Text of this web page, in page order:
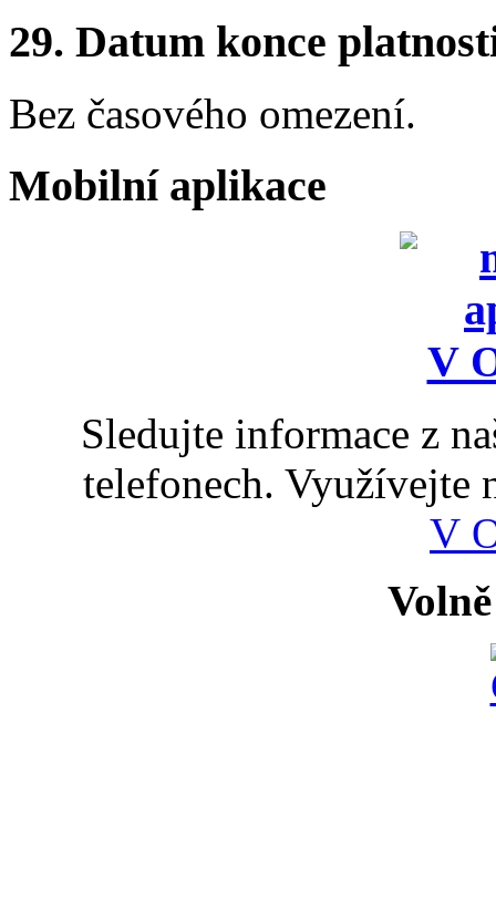
29. Datum konce
Bez časového omezení.
Mobilní aplikace
Sledujte informace z
telefonech. Využívejte
V